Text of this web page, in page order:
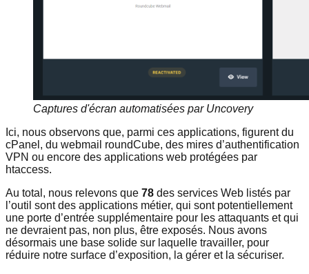
Captures d'écran automatisées par Uncovery
Ici, nous observons que, parmi ces applications, figurent du
cPanel, du webmail roundCube, des mires d’authentification
VPN ou encore des applications web protégées par
htaccess.
Au total, nous relevons que 78 des services Web listés par
l’outil sont des applications métier, qui sont potentiellement
une porte d’entrée supplémentaire pour les attaquants et qui
ne devraient pas, non plus, être exposés. Nous avons
désormais une base solide sur laquelle travailler, pour
réduire notre surface d’exposition, la gérer et la sécuriser.